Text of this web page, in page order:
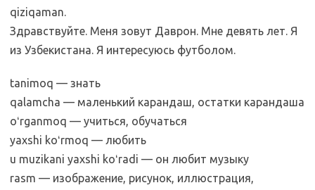
qiziqaman.
Здравствуйте. Меня зовут Даврон. Мне девять лет. Я
из Узбекистана. Я интересуюсь футболом.
tanimoq — знать
qalamcha — маленький карандаш, остатки карандаша
oʻrganmoq — учиться, обучаться
yaxshi koʻrmoq — любить
u muzikani yaxshi koʻradi — он любит музыку
rasm — изображение, рисунок, иллюстрация,